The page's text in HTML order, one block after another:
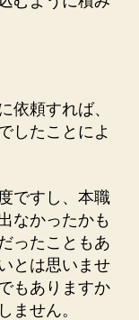
依頼すれば、
したことによ
ですし、本職
なかったかも
ったこともあ
とは思いませ
もありますか
ません。